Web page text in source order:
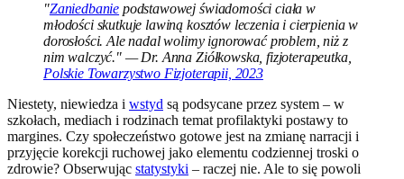
"Zaniedbanie podstawowej świadomości ciała w
młodości skutkuje lawiną kosztów leczenia i cierpienia w
dorosłości. Ale nadal wolimy ignorować problem, niż z
nim walczyć." — Dr. Anna Ziółkowska, fizjoterapeutka,
Polskie Towarzystwo Fizjoterapii, 2023
Niestety, niewiedza i wstyd są podsycane przez system – w
szkołach, mediach i rodzinach temat profilaktyki postawy to
margines. Czy społeczeństwo gotowe jest na zmianę narracji i
przyjęcie korekcji ruchowej jako elementu codziennej troski o
zdrowie? Obserwując statystyki – raczej nie. Ale to się powoli